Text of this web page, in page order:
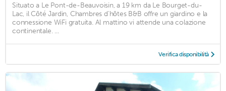
Situato a Le Pont-de-Beauvoisin, a 19 km da Le Bourget-du-
Lac, il Côté Jardin, Chambres d'hôtes B&B offre un giardino e la
connessione WiFi gratuita. Al mattino vi attende una colazione
continentale. ...
Verifica disponibilità